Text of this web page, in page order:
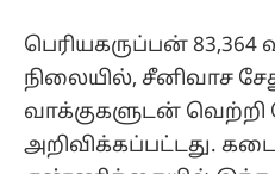
பெரியகருப்பன்
நிலையில், சீனிவாச
வாக்குகளுடன் வெற்றி
அறிவிக்கப்பட்டது.